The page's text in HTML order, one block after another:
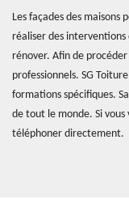
Les façades des
réaliser des
rénover. Afin de
professionnels. SG
formations spécifiques.
de tout le monde. Si
téléphoner directement.